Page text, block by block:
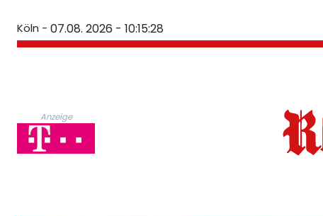
Köln - 07.08. 2026 - 10:15:29
Anzeige